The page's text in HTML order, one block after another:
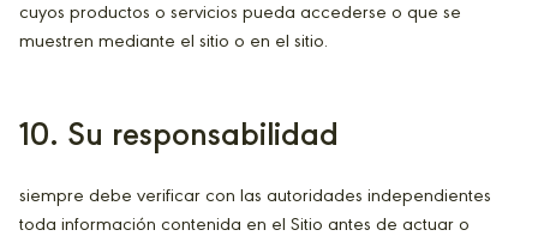
cuyos productos o servicios pueda accederse o que se
muestren mediante el sitio o en el sitio.
10. Su responsabilidad
siempre debe verificar con las autoridades independientes
toda información contenida en el Sitio antes de actuar o